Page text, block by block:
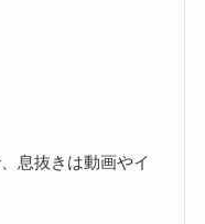
息抜きは動画やイ